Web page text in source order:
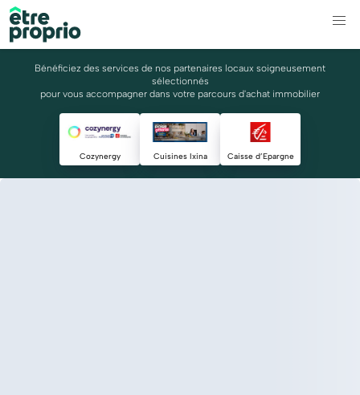
Bénéficiez des services de nos partenaires locaux soigneusement
sélectionnés
pour vous accompagner dans votre parcours d'achat immobilier
Cozynergy Cuisines Ixina Caisse d’Epargne